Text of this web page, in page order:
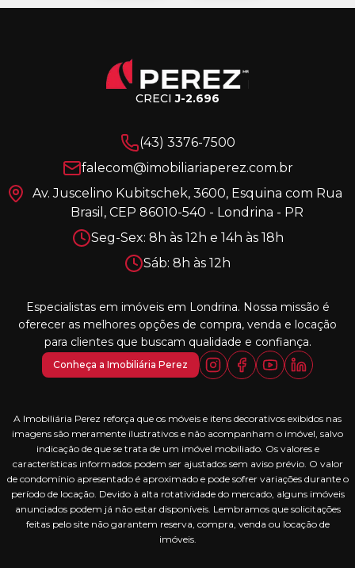
CRECIJ-2.696
(43) 3376-7500
falecom@imobiliariaperez.com.br
Av. Juscelino Kubitschek, 3600, Esquina com Rua
Brasil, CEP 86010-540 - Londrina - PR
Seg-Sex: 8h às 12h e 14h às 18h
Sáb: 8h às 12h
Especialistas em imóveis em Londrina. Nossa missão é
oferecer as melhores opções de compra, venda e locação
para clientes que buscam qualidade e confiança.
Conheça a Imobiliária Perez
A Imobiliária Perez reforça que os móveis e itens decorativos exibidos nas
imagens são meramente ilustrativos e não acompanham o imóvel, salvo
indicação de que se trata de um imóvel mobiliado. Os valores e
características informados podem ser ajustados sem aviso prévio. O valor
de condomínio apresentado é aproximado e pode sofrer variações durante o
período de locação. Devido à alta rotatividade do mercado, alguns imóveis
anunciados podem já não estar disponíveis. Lembramos que solicitações
feitas pelo site não garantem reserva, compra, venda ou locação de
imóveis.